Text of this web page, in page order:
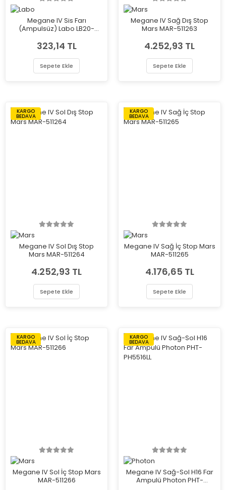
Megane IV Sis Farı
(Ampulsüz) Labo LB20-
323,14 TL
Sepete Ekle
Megane IV Sağ Dış Stop
Mars MAR-511263
4.252,93 TL
Sepete Ekle
KARGO
BEDAVA
Megane IV Sol Dış Stop
Mars MAR-511264
4.252,93 TL
Sepete Ekle
KARGO
BEDAVA
Megane IV Sağ İç Stop Mars
MAR-511265
4.176,65 TL
Sepete Ekle
KARGO
BEDAVA
Megane IV Sol İç Stop Mars
MAR-511266
KARGO
BEDAVA
Megane IV Sağ-Sol H16 Far
Ampulü Photon PHT-